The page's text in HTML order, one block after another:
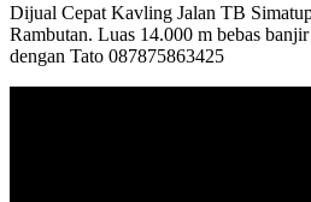
Dijual Cepat Kavling Jalan TB
Rambutan. Luas 14.000 m bebas
dengan Tato 087875863425